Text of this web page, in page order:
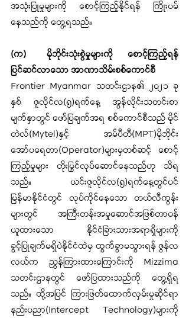
အသုံးပြုမှုများကို စောင့်ကြည့်နိုင်ရန် ကြိုးပမ်
နေသည်ကို တွေ့ရသည်။
(က)	မိုဘိုင်းသုံးစွဲမှုများကို စောင့်ကြည့်ရန်
ပြင်ဆင်လာသော အာဏာသိမ်းစစ်ကောင်စီ
Frontier Myanmar သတင်းဌာန၏ ၂၀၂၁ ခု
နှစ် ဇူလိုင်လ(၅)ရက်နေ့ အွန်လိုင်းသတင်းစာ
မျက်နှာတွင် ဖော်ပြချက်အရ စစ်ကောင်စီသည် မိုင်
တဲလ်(Mytel)နှင့် အမ်ပီတီ(MPT)မိုဘိုင်း
အော်ပရေတာ(Operator)များမှတစ်ဆင့် စောင့်
ကြည့်မှုများ တိုးမြှင်လုပ်ဆောင်နေသည်ဟု သိရ
သည်။ ယင်းဇူလိုင်လ(၅)ရက်နေ့တွင်ပင်
မြန်မာနိုင်ငံတွင် လုပ်ကိုင်နေသော တယ်လီကွန်း
များတွင် အကြီးတန်းအမှုဆောင်အဖြစ်တာဝန်
ယူထားသော နိုင်ငံခြားသားအရာရှိများကို
ခွင့်ပြုချက်မရှိပဲနိုင်ငံထဲမှ ထွက်ခွာမသွားရန် ဇွန်လ
လယ်က ညွှန်ကြားထားကြောင်းကို Mizzima
သတင်းဌာနတွင် ဖော်ပြထားသည်ကို တွေ့ရှိရ
သည်။ ထို့အပြင် ကြားဖြတ်ထောက်လှမ်းမှုဆိုင်ရာ
နည်းပညာ(Intercept Technology)များကို